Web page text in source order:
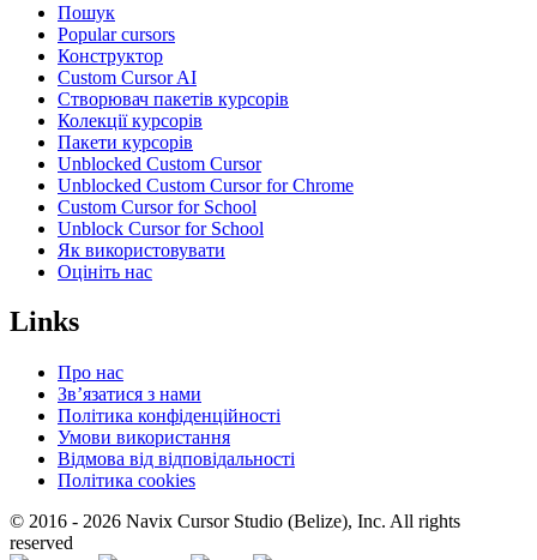
Пошук
Popular cursors
Конструктор
Custom Cursor AI
Створювач пакетів курсорів
Колекції курсорів
Пакети курсорів
Unblocked Custom Cursor
Unblocked Custom Cursor for Chrome
Custom Cursor for School
Unblock Cursor for School
Як використовувати
Оцініть нас
Links
Про нас
Зв’язатися з нами
Політика конфіденційності
Умови використання
Відмова від відповідальності
Політика cookies
© 2016 - 2026 Navix Cursor Studio (Belize), Inc. All rights
reserved